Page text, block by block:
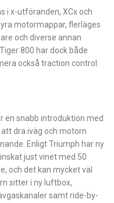
i x-utföranden, XCx och
motormappar, fler­läges
och diverse annan
800 har dock både
också traction control.
en snabb introduktion med
dra iväg och motorn
Enligt Triumph har ny
just vinet med 50
och det kan mycket väl
sitter i ny luftbox,
samt ride-by-